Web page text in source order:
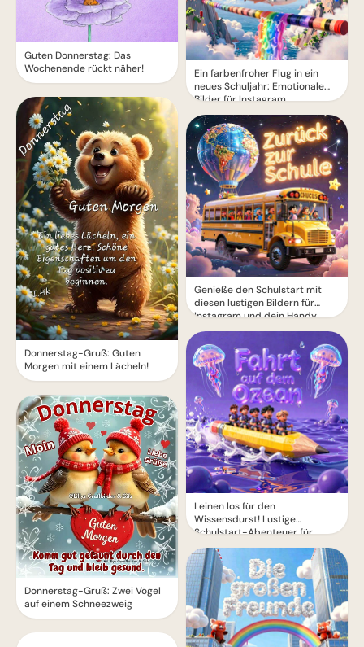
Guten Donnerstag: Das
Wochenende rückt näher!
Donnerstag-Gruß: Guten
Morgen mit einem Lächeln!
Donnerstag-Gruß: Zwei Vögel
auf einem Schneezweig
Ein farbenfroher Flug in ein
neues Schuljahr: Emotionale
Bilder für Instagram
Genieße den Schulstart mit
diesen lustigen Bildern für
Instagram und dein Handy
Leinen los für den
Wissensdurst! Lustige
Schulstart-Abenteuer für
Instagram.